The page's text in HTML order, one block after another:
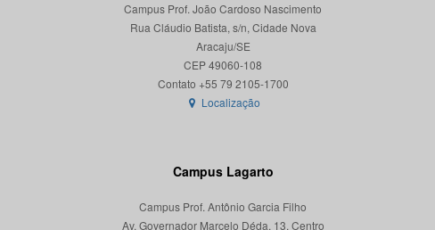
Campus Prof. João Cardoso Nascimento
Rua Cláudio Batista, s/n, Cidade Nova
Aracaju/SE
CEP 49060-108
Localização
Campus Lagarto
Campus Prof. Antônio Garcia Filho
Av. Governador Marcelo Déda, 13, Centro